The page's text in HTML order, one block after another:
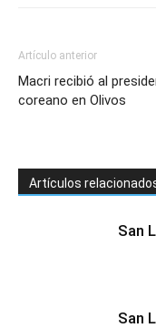
Artículo anterior
Macri recibió al
coreano en Olivos
Artículos
San
San